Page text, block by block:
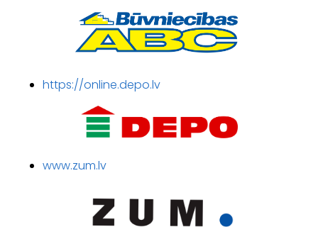
https://online.depo.lv
www.zum.lv